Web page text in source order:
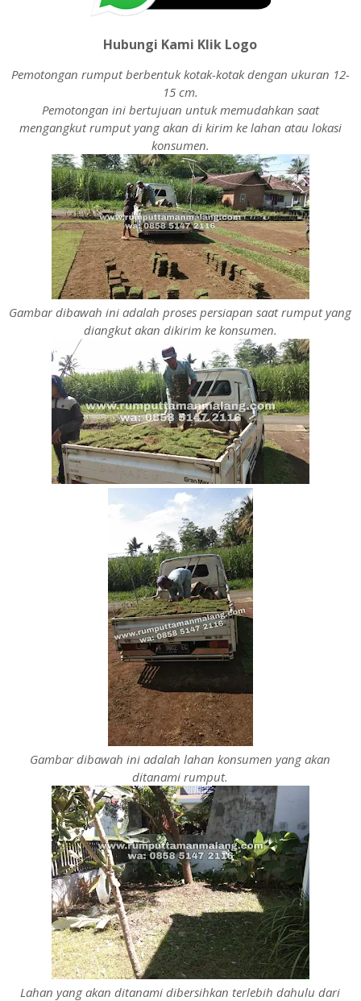
Hubungi Kami Klik Logo
Pemotongan rumput berbentuk kotak-kotak dengan ukuran 12-
15 cm.
Pemotongan ini bertujuan untuk memudahkan saat
mengangkut rumput yang akan di kirim ke lahan atau lokasi
konsumen.
Gambar dibawah ini adalah proses persiapan saat rumput yang
diangkut akan dikirim ke konsumen.
Gambar dibawah ini adalah lahan konsumen yang akan
ditanami rumput.
Lahan yang akan ditanami dibersihkan terlebih dahulu dari